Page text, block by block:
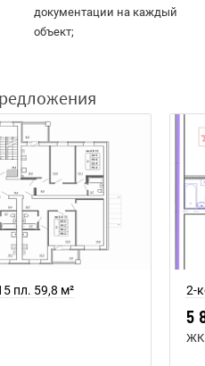
документации на каждый
объект;
пл. 59,8 м² 2-
5
ЖК